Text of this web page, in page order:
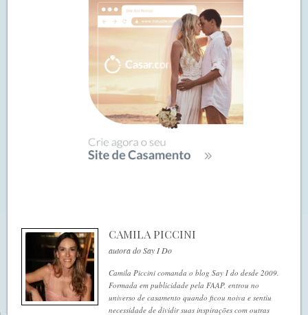
CAMILA PICCINI
autora do Say I Do
Camila Piccini comanda o blog Say I do desde 2009.
Formada em publicidade pela FAAP, entrou no
universo de casamento quando ficou noiva e sentiu
necessidade de dividir suas inspirações com outras